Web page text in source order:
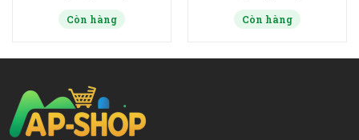
Còn hàng Còn hàng